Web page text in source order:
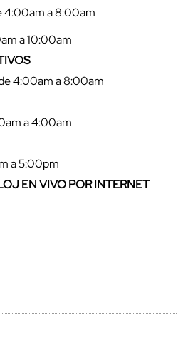
4:00am a 8:00am
a 10:00am
4:00am a 8:00am
a 4:00am
a 5:00pm
EN VIVO POR INTERNET